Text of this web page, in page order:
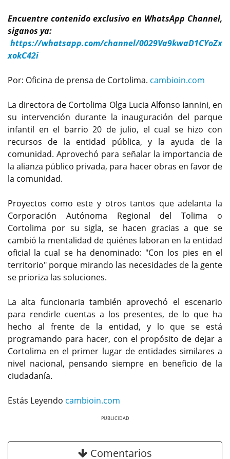
Encuentre contenido exclusivo en WhatsApp Channel,
siganos ya:
https://whatsapp.com/channel/0029Va9kwaD1CYoZx
xokC42i
Por: Oficina de prensa de Cortolima. cambioin.com
La directora de Cortolima Olga Lucia Alfonso Iannini, en
su intervención durante la inauguración del parque
infantil en el barrio 20 de julio, el cual se hizo con
recursos de la entidad pública, y la ayuda de la
comunidad. Aprovechó para señalar la importancia de
la alianza público privada, para hacer obras en favor de
la comunidad.
Proyectos como este y otros tantos que adelanta la
Corporación Autónoma Regional del Tolima o
Cortolima por su sigla, se hacen gracias a que se
cambió la mentalidad de quiénes laboran en la entidad
oficial la cual se ha denominado: "Con los pies en el
territorio" porque mirando las necesidades de la gente
se prioriza las soluciones.
La alta funcionaria también aprovechó el escenario
para rendirle cuentas a los presentes, de lo que ha
hecho al frente de la entidad, y lo que se está
programando para hacer, con el propósito de dejar a
Cortolima en el primer lugar de entidades similares a
nivel nacional, pensando siempre en beneficio de la
ciudadanía.
Estás Leyendo cambioin.com
Comentarios